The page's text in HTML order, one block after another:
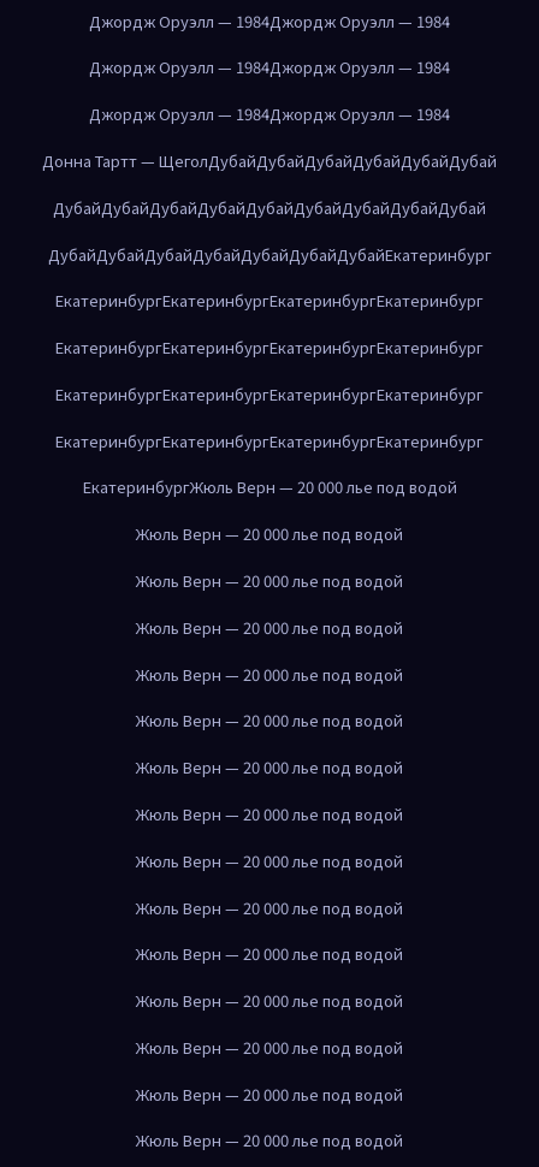
Джордж Оруэлл — 1984Джордж Оруэлл — 1984
Джордж Оруэлл — 1984Джордж Оруэлл — 1984
Джордж Оруэлл — 1984Джордж Оруэлл — 1984
Донна Тартт — ЩеголДубайДубайДубайДубайДубайДубай
ДубайДубайДубайДубайДубайДубайДубайДубайДубай
ДубайДубайДубайДубайДубайДубайДубайЕкатеринбург
ЕкатеринбургЕкатеринбургЕкатеринбургЕкатеринбург
ЕкатеринбургЕкатеринбургЕкатеринбургЕкатеринбург
ЕкатеринбургЕкатеринбургЕкатеринбургЕкатеринбург
ЕкатеринбургЕкатеринбургЕкатеринбургЕкатеринбург
ЕкатеринбургЖюль Верн — 20 000 лье под водой
Жюль Верн — 20 000 лье под водой
Жюль Верн — 20 000 лье под водой
Жюль Верн — 20 000 лье под водой
Жюль Верн — 20 000 лье под водой
Жюль Верн — 20 000 лье под водой
Жюль Верн — 20 000 лье под водой
Жюль Верн — 20 000 лье под водой
Жюль Верн — 20 000 лье под водой
Жюль Верн — 20 000 лье под водой
Жюль Верн — 20 000 лье под водой
Жюль Верн — 20 000 лье под водой
Жюль Верн — 20 000 лье под водой
Жюль Верн — 20 000 лье под водой
Жюль Верн — 20 000 лье под водой